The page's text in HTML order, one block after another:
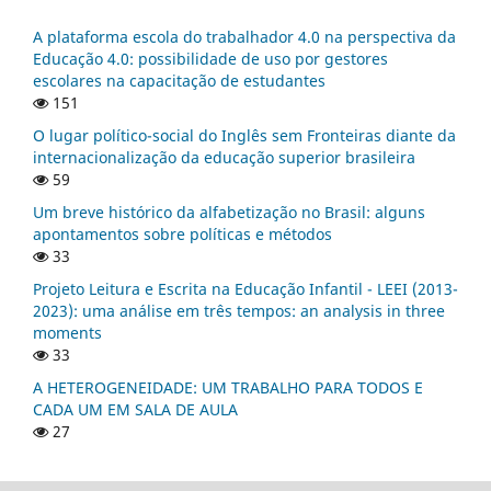
A plataforma escola do trabalhador 4.0 na perspectiva da
Educação 4.0: possibilidade de uso por gestores
escolares na capacitação de estudantes
151
O lugar político-social do Inglês sem Fronteiras diante da
internacionalização da educação superior brasileira
59
Um breve histórico da alfabetização no Brasil: alguns
apontamentos sobre políticas e métodos
33
Projeto Leitura e Escrita na Educação Infantil - LEEI (2013-
2023): uma análise em três tempos: an analysis in three
moments
33
A HETEROGENEIDADE: UM TRABALHO PARA TODOS E
CADA UM EM SALA DE AULA
27